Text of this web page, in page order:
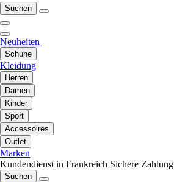
Suchen
Neuheiten
Schuhe
Kleidung
Herren
Damen
Kinder
Sport
Accessoires
Outlet
Marken
Kundendienst in Frankreich Sichere Zahlung
Suchen